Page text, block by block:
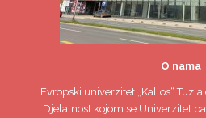
O nama
Evropski univerzitet„Kallos“ Tuzla
Djelatnost kojom se Univerzitet